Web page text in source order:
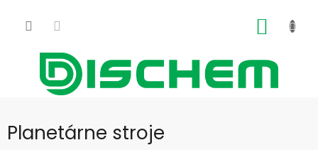
obsah
Planetárne stroje